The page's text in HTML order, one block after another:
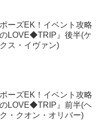
ーズEK！イベント攻略
のLOVE◆TRIP』後半(ケ
ス・イヴァン)
ーズEK！イベント攻略
のLOVE◆TRIP』前半(ヘ
・クオン・オリバー)